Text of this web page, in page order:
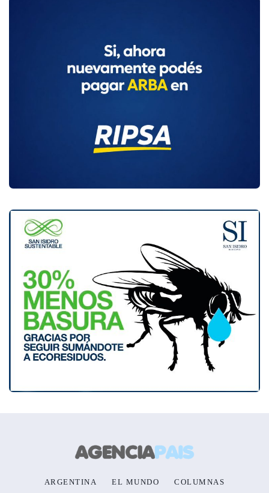
ARGENTINA EL MUNDO COLUMNAS